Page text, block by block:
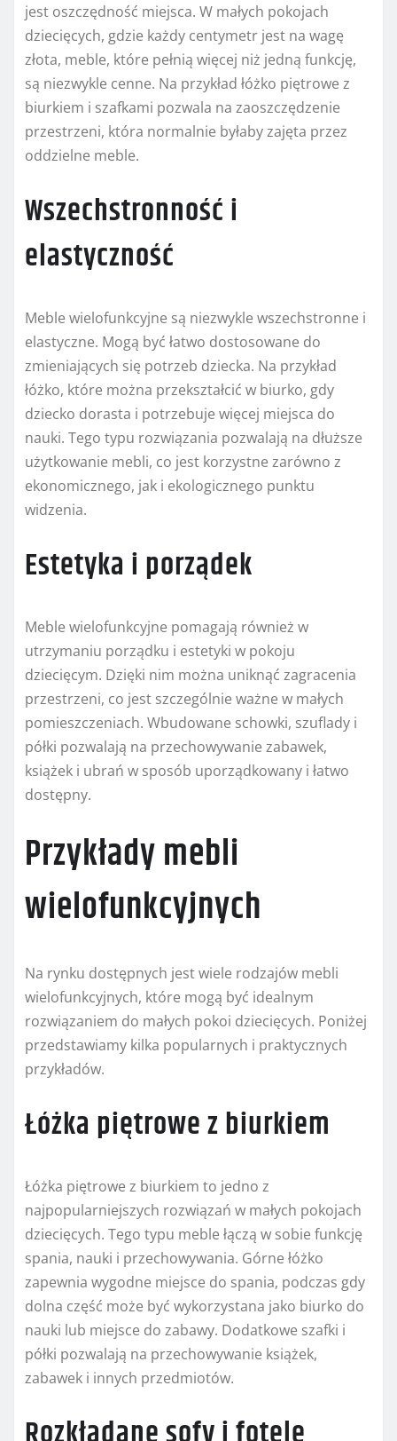
jest oszczędność miejsca. W małych pokojach
dziecięcych, gdzie każdy centymetr jest na wagę
złota, meble, które pełnią więcej niż jedną funkcję,
są niezwykle cenne. Na przykład łóżko piętrowe z
biurkiem i szafkami pozwala na zaoszczędzenie
przestrzeni, która normalnie byłaby zajęta przez
oddzielne meble.
Wszechstronność i
elastyczność
Meble wielofunkcyjne są niezwykle wszechstronne i
elastyczne. Mogą być łatwo dostosowane do
zmieniających się potrzeb dziecka. Na przykład
łóżko, które można przekształcić w biurko, gdy
dziecko dorasta i potrzebuje więcej miejsca do
nauki. Tego typu rozwiązania pozwalają na dłuższe
użytkowanie mebli, co jest korzystne zarówno z
ekonomicznego, jak i ekologicznego punktu
widzenia.
Estetyka i porządek
Meble wielofunkcyjne pomagają również w
utrzymaniu porządku i estetyki w pokoju
dziecięcym. Dzięki nim można uniknąć zagracenia
przestrzeni, co jest szczególnie ważne w małych
pomieszczeniach. Wbudowane schowki, szuflady i
półki pozwalają na przechowywanie zabawek,
książek i ubrań w sposób uporządkowany i łatwo
dostępny.
Przykłady mebli
wielofunkcyjnych
Na rynku dostępnych jest wiele rodzajów mebli
wielofunkcyjnych, które mogą być idealnym
rozwiązaniem do małych pokoi dziecięcych. Poniżej
przedstawiamy kilka popularnych i praktycznych
przykładów.
Łóżka piętrowe z biurkiem
Łóżka piętrowe z biurkiem to jedno z
najpopularniejszych rozwiązań w małych pokojach
dziecięcych. Tego typu meble łączą w sobie funkcję
spania, nauki i przechowywania. Górne łóżko
zapewnia wygodne miejsce do spania, podczas gdy
dolna część może być wykorzystana jako biurko do
nauki lub miejsce do zabawy. Dodatkowe szafki i
półki pozwalają na przechowywanie książek,
zabawek i innych przedmiotów.